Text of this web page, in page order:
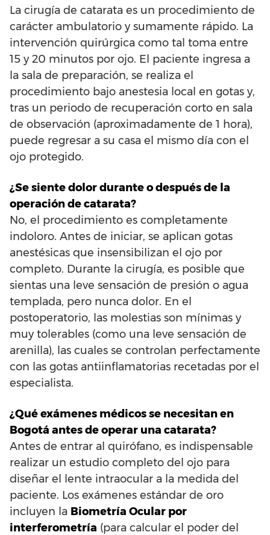
La cirugía de catarata es un procedimiento de
carácter ambulatorio y sumamente rápido. La
intervención quirúrgica como tal toma entre
15 y 20 minutos por ojo. El paciente ingresa a
la sala de preparación, se realiza el
procedimiento bajo anestesia local en gotas y,
tras un periodo de recuperación corto en sala
de observación (aproximadamente de 1 hora),
puede regresar a su casa el mismo día con el
ojo protegido.
¿Se siente dolor durante o después de la
operación de catarata?
No, el procedimiento es completamente
indoloro. Antes de iniciar, se aplican gotas
anestésicas que insensibilizan el ojo por
completo. Durante la cirugía, es posible que
sientas una leve sensación de presión o agua
templada, pero nunca dolor. En el
postoperatorio, las molestias son mínimas y
muy tolerables (como una leve sensación de
arenilla), las cuales se controlan perfectamente
con las gotas antiinflamatorias recetadas por el
especialista.
¿Qué exámenes médicos se necesitan en
Bogotá antes de operar una catarata?
Antes de entrar al quirófano, es indispensable
realizar un estudio completo del ojo para
diseñar el lente intraocular a la medida del
paciente. Los exámenes estándar de oro
incluyen la Biometría Ocular por
interferometría (para calcular el poder del